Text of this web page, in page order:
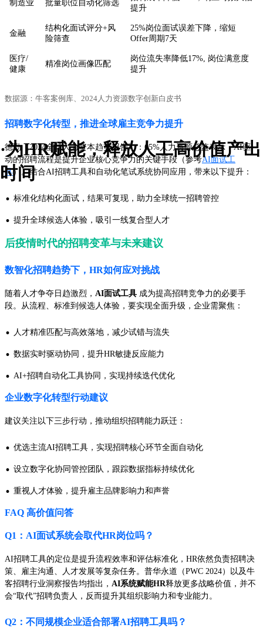
制造业 批量职位自动化筛选
提升
金融
结构化面试评分+风
险筛查
25%岗位面试误差下降，缩短
Offer周期7天
医疗/
健康
精准岗位画像匹配
岗位流失率降低17%, 岗位满意度
提升
数据源：牛客案例库、2024人力资源数字创新白皮书
招聘数字化转型，推进全球雇主竞争力提升
德勤《2024全球人力资本趋势报告》：65%人力资源总监表示，AI驱
动的招聘流程是提升企业核心竞争力的关键手段（参考AI面试工
具）。结合AI招聘工具和自动化笔试系统协同应用，带来以下提升：
· 标准化结构化面试，结果可复现，助力全球统一招聘管控
· 提升全球候选人体验，吸引一线复合型人才
·为HR赋能，释放人工高价值产出
时间
后疫情时代的招聘变革与未来建议
数智化招聘趋势下，HR如何应对挑战
随着人才争夺日趋激烈， AI面试工具 成为提高招聘竞争力的必要手
段。从流程、标准到候选人体验，要实现全面升级，企业需聚焦：
· 人才精准匹配与高效落地，减少试错与流失
· 数据实时驱动协同，提升HR敏捷反应能力
· AI+招聘自动化工具协同，实现持续迭代优化
企业数字化转型行动建议
建议关注以下三步行动，推动组织招聘能力跃迁：
· 优选主流AI招聘工具，实现招聘核心环节全面自动化
· 设立数字化协同管控团队，跟踪数据指标持续优化
· 重视人才体验，提升雇主品牌影响力和声誉
FAQ 高价值问答
Q1：AI面试系统会取代HR岗位吗？
AI招聘工具的定位是提升流程效率和评估标准化，HR依然负责招聘决
策、雇主沟通、人才发展等复杂任务。普华永道（PWC 2024）以及牛
客招聘行业洞察报告均指出， AI系统赋能HR释放更多战略价值，并不
会“取代”招聘负责人，反而提升其组织影响力和专业能力。
Q2：不同规模企业适合部署AI招聘工具吗？